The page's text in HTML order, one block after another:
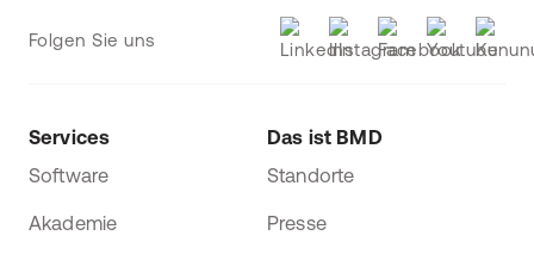
Folgen Sie uns
Services
Software
Akademie
Das ist BMD
Standorte
Presse